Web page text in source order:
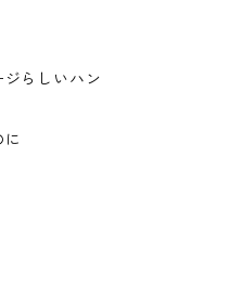
らしいハン